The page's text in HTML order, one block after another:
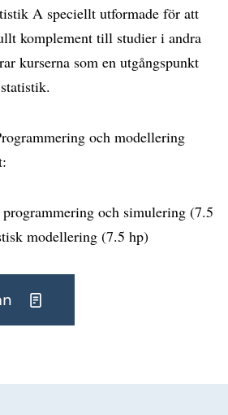
A speciellt utformade för att
komplement till studier i andra
kurserna som en utgångspunkt
och modellering
och simulering (7.5
modellering (7.5 hp)